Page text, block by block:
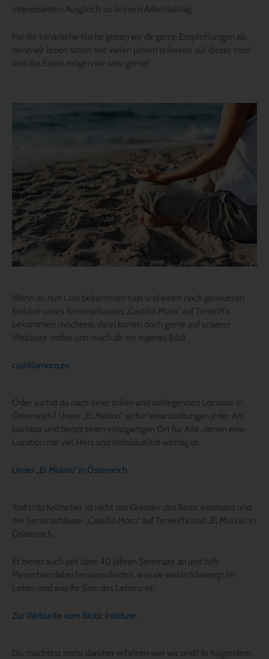
interessanten Ausgleich zu deinem Arbeitsalltag.
Für die kanarische Küche geben wir dir gerne Empfehlungen ab,
denn wir leben schon seit vielen Jahren teilweise auf dieser Insel
und das Essen mögen wir sehr gerne!
Wenn du nun Lust bekommen hast und einen noch genaueren
Einblick unses Seminarhauses „Castillo Moro“ auf Teneriffa
bekommen möchtest, dann komm doch gerne auf unserer
Webseite vorbei und mach dir ein eigenes Bild!
castillomoro.es
Oder suchst du nach einer tollen und aufregenden Location in
Österreich? Unser „El Molino“ ist für Veranstaltungen jeder Art
buchbar und bietet einen einzigartigen Ort für Alle, denen eine
Location mit viel Herz und Individualität wichtig ist.
Unser „El Molino“ in Österreich
Yod Udo Kolitscher ist nicht nur Gründer des Biotic Institutes und
der Seminarhäuser „Castillo Moro“ auf Teneriffa und „El Molino“ in
Österreich.
Er bietet auch seit über 40 Jahren Seminare an und hilft
Menschen dabei herauszufinden, was sie wirklich bewegt im
Leben und was ihr Sinn des Lebens ist.
Zur Webseite vom Biotic Institute.
Du möchtest mehr darüber erfahren wer wir sind? In folgendem